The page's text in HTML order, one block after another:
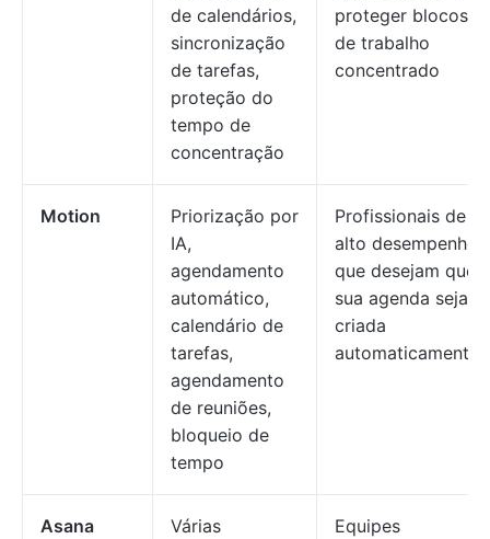
de calendários,
sincronização
de tarefas,
proteção do
tempo de
concentração
proteger blocos
de trabalho
concentrado
Motion
Priorização por
IA,
agendamento
automático,
calendário de
tarefas,
agendamento
de reuniões,
bloqueio de
tempo
Profissionais de
alto desempenho
que desejam que
sua agenda seja
criada
automaticamente
Asana
Várias
Equipes